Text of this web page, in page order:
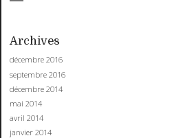
Archives
décembre 2016
septembre 2016
décembre 2014
mai 2014
avril 2014
janvier 2014